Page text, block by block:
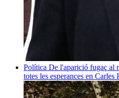
Política De l'aparició fugaç al
totes les esperances en Carles